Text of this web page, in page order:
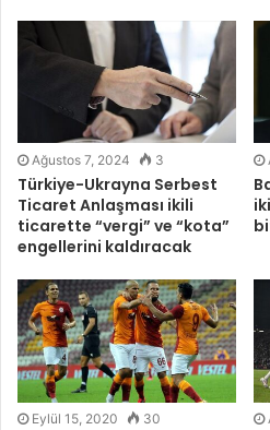
Ağustos 7, 2024 3
Türkiye-Ukrayna Serbest
Ticaret Anlaşması ikili
ticarette “vergi” ve “kota”
engellerini kaldıracak
Eylül 15, 2020 30